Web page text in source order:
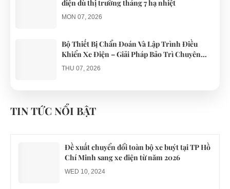
điện dù thị trường tháng 7 hạ nhiệt
MON 07, 2026
Bộ Thiết Bị Chẩn Đoán Và Lập Trình Điều
Khiển Xe Điện – Giải Pháp Bảo Trì Chuyên
Nghiệp
THU 07, 2026
gổ khi đón du khách ở Quy Nhơn
TIN TỨC NỔI BẬT
Đề xuất chuyển đổi toàn bộ xe buýt tại TP Hồ
Chí Minh sang xe điện từ năm 2026
WED 10, 2024